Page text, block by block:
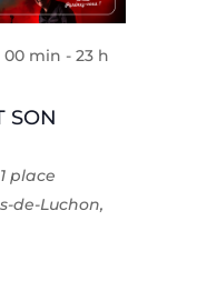
SON
00 min -23 h
1 place
de-Luchon,